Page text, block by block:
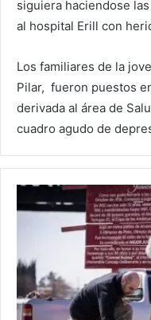
siguiera haciendose
al hospital Erill con
Los familiares de la
Pilar, fueron puestos
derivada al área de
cuadro agudo de